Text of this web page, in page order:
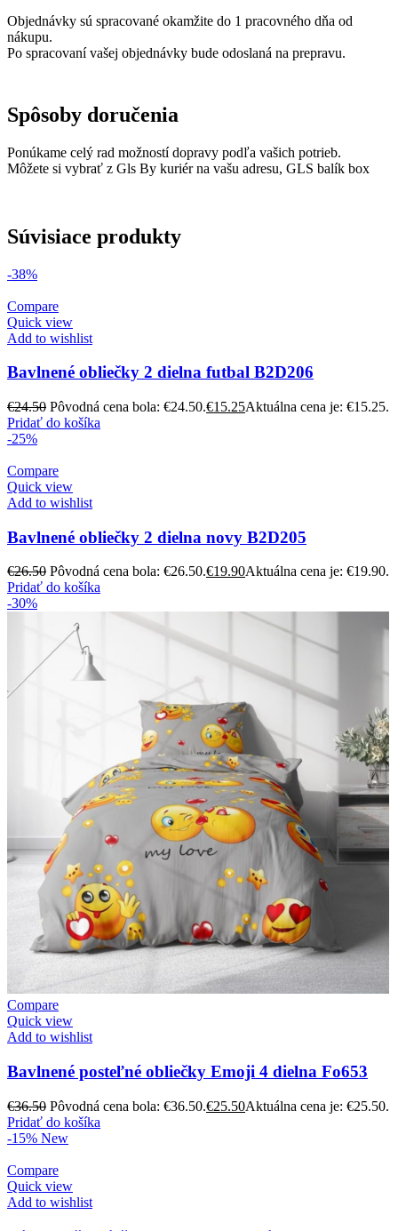
Objednávky sú spracované okamžite do 1 pracovného dňa od
nákupu.
Po spracovaní vašej objednávky bude odoslaná na prepravu.
Spôsoby doručenia
Ponúkame celý rad možností dopravy podľa vašich potrieb.
Môžete si vybrať z Gls By kuriér na vašu adresu, GLS balík box
Súvisiace produkty
-38%
Compare
Quick view
Add to wishlist
Bavlnené obliečky 2 dielna futbal B2D206
€24.50 Pôvodná cena bola: €24.50.€15.25Aktuálna cena je: €15.25.
Pridať do košíka
-25%
Compare
Quick view
Add to wishlist
Bavlnené obliečky 2 dielna novy B2D205
€26.50 Pôvodná cena bola: €26.50.€19.90Aktuálna cena je: €19.90.
Pridať do košíka
-30%
Compare
Quick view
Add to wishlist
Bavlnené posteľné obliečky Emoji 4 dielna Fo653
€36.50 Pôvodná cena bola: €36.50.€25.50Aktuálna cena je: €25.50.
Pridať do košíka
-15% New
Compare
Quick view
Add to wishlist